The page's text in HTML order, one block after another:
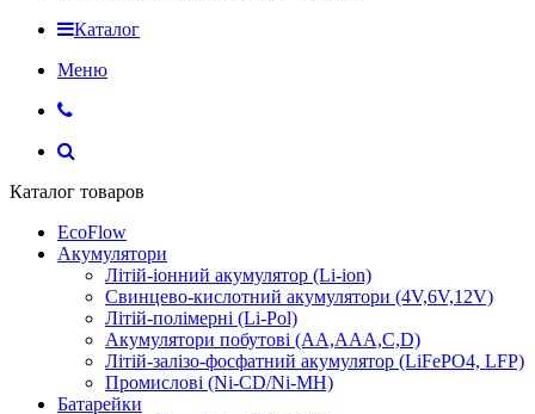
Каталог
Меню
Каталог товаров
EcoFlow
Акумулятори
Літій-іонний акумулятор (Li-ion)
Свинцево-кислотний акумулятори (4V,6V,12V)
Літій-полімерні (Li-Pol)
Акумулятори побутові (AA,AAA,C,D)
Літій-залізо-фосфатний акумулятор (LiFePO4, LFP)
Промислові (Ni-CD/Ni-MH)
Батарейки